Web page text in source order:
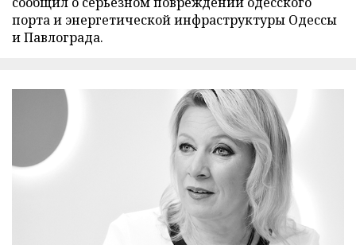
порта и энергетической инфраструктуры Одессы
и Павлограда.